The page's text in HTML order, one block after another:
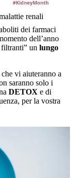
renali
dei farmaci
dell’anno
un lungo
vi aiuteranno a
saranno solo i
DETOX e di
per la vostra